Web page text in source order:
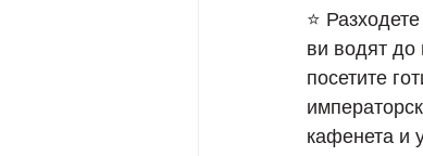
⭐
ви водят до
посетите
кафенета и